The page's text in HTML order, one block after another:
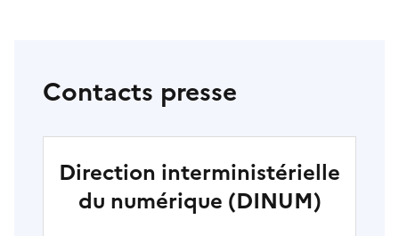
Contacts presse
Direction interministérielle
du numérique (DINUM)